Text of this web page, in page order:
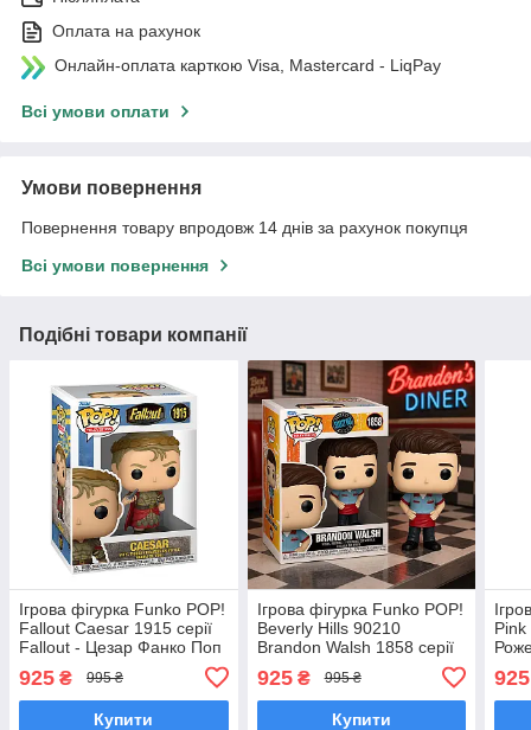
Оплата на рахунок
Онлайн-оплата карткою Visa, Mastercard - LiqPay
Всі умови оплати
Умови повернення
Повернення товару впродовж 14 днів за рахунок покупця
Всі умови повернення
Подібні товари компанії
Ігрова фігурка Funko POP!
Fallout Caesar 1915 серії
Fallout - Цезар Фанко Поп
925 ₴ 995 ₴
Купити
Ігрова фігурка Funko POP!
Beverly Hills 90210
Brandon Walsh 1858 серії
Брендон Волш Фанко Поп
90247
925₴ 995 ₴
Купити
Pink
925